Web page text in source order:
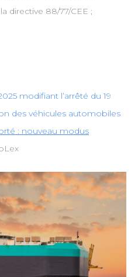
directive 88/77/CEE ;
modifiant l’arrêté du 19
des véhicules automobiles
: nouveau modus